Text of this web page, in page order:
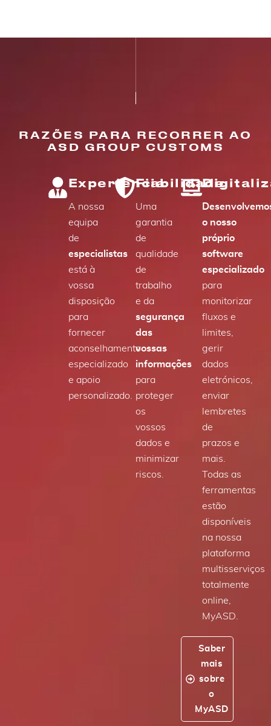
RAZÕES PARA RECORRER AO
ASD GROUP CUSTOMS
Experiência
A nossa
equipa
de
especialistas
está à
vossa
disposição
para
fornecer
aconselhamento
especializado
e apoio
personalizado.
Fiabilidade
Uma
garantia
de
qualidade
de
trabalho
e da
segurança
das
vossas
informações
para
proteger
os
vossos
dados e
minimizar
riscos.
o nosso
próprio
software
especializado
para
monitorizar
fluxos e
limites,
gerir
dados
eletrónicos,
enviar
lembretes
de
prazos e
mais.
Todas as
ferramentas
estão
disponíveis
na nossa
plataforma
multisserviços
totalmente
online,
MyASD.
Saber
mais
sobre
o
MyASD